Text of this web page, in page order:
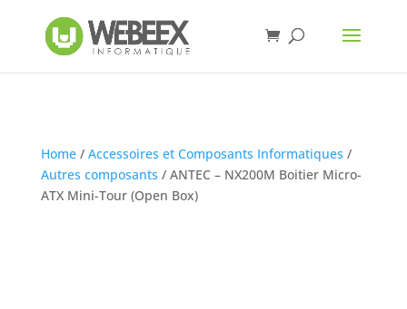
Home/ Accessoires et Composants Informatiques /
Autres composants / ANTEC – NX200M Boitier Micro-
ATX Mini-Tour (Open Box)